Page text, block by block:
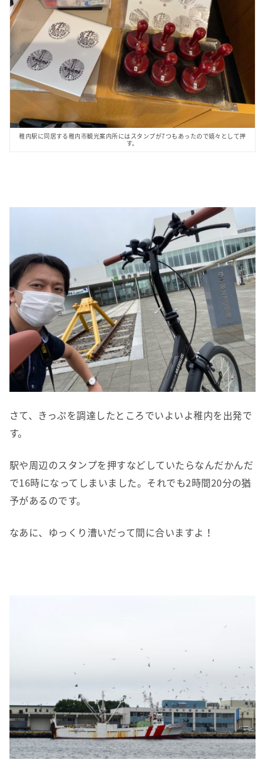
稚内駅に同居する稚内市観光案内所にはスタンプが7つもあったので嬉々として押
す。
さて、きっぷを調達したところでいよいよ稚内を出発で
す。
駅や周辺のスタンプを押すなどしていたらなんだかんだ
で16時になってしまいました。それでも2時間20分の猶
予があるのです。
なあに、ゆっくり漕いだって間に合いますよ！